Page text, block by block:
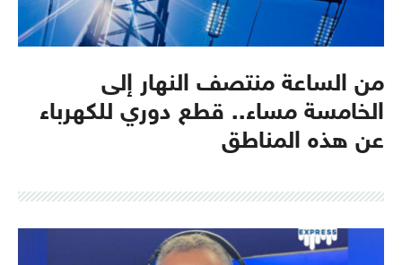
من الساعة منتصف النهار إلى
الخامسة مساء.. قطع دوري للكهرباء
عن هذه المناطق